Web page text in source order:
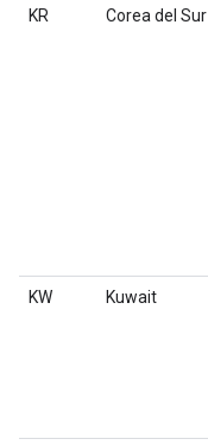
KR Corea del Sur
KW Kuwait